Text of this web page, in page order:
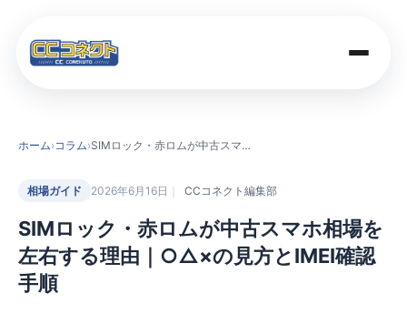
店舗案内
ホーム›コラム› SIMロック・赤ロムが中古スマホ相場を左右する理由｜○△×の見方とIMEI確認手順
相場ガイド 2026年6月16日 CCコネクト編集部
SIMロック・赤ロムが中古スマホ相場を
左右する理由｜○△×の見方とIMEI確認
手順